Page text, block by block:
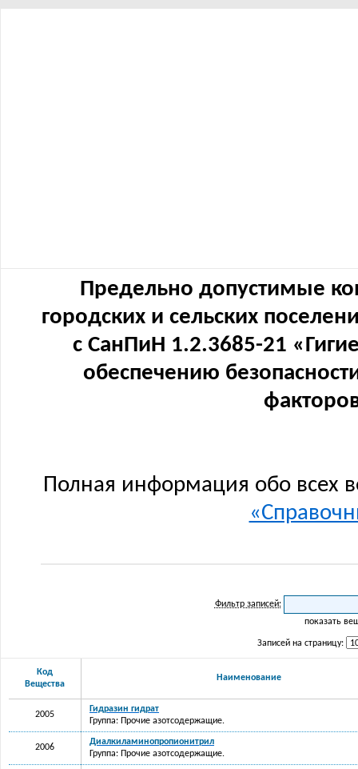
Предельно допустимые
городских и сельских
с СанПиН 1.2.3685-21
обеспечению
Полная информация обо всех
Фильтр записей:
показать
Записей на страницу:
Код
Вещества
Наименование
2005
Гидразин гидрат
Группа: Прочие азотсодержащие.
2006
Диалкиламинопропионитрил
Группа: Прочие азотсодержащие.